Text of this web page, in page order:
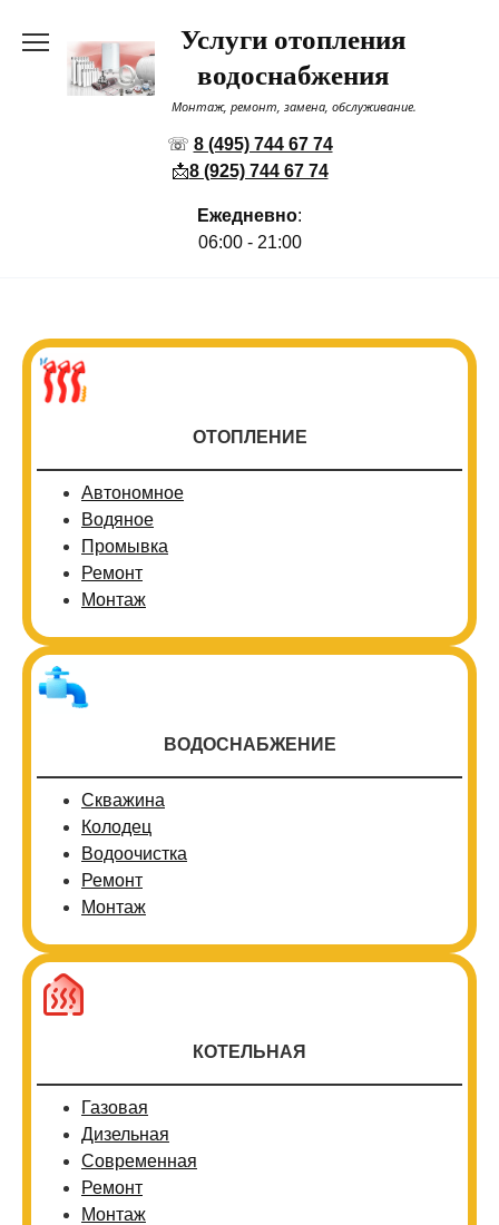
содержанию
Услуги отопления
водоснабжения
Монтаж, ремонт, замена, обслуживание.
☏ 8 (495) 744 67 74
📩8 (925) 744 67 74
Ежедневно:
06:00 - 21:00
ОТОПЛЕНИЕ
Автономное
Водяное
Промывка
Ремонт
Монтаж
ВОДОСНАБЖЕНИЕ
Скважина
Колодец
Водоочистка
Ремонт
Монтаж
КОТЕЛЬНАЯ
Газовая
Дизельная
Современная
Ремонт
Монтаж